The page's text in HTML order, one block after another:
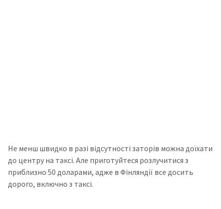
Не менш швидко в разі відсутності заторів можна доїхати
до центру на таксі. Але приготуйтеся розлучитися з
приблизно 50 доларами, адже в Фінляндії все досить
дорого, включно з таксі.